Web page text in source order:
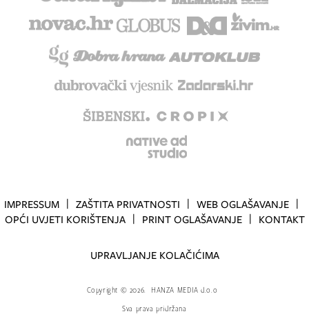
IMPRESSUM ZAŠTITA PRIVATNOSTI
WEB OGLAŠAVANJE
OPĆI UVJETI KORIŠTENJA
PRINT OGLAŠAVANJE KONTAKT
UPRAVLJANJE KOLAČIĆIMA
Copyright © 2026.
HANZA MEDIA d.o.o
Sva prava pridržana